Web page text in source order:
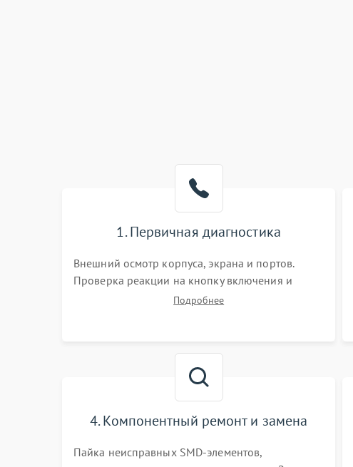
1. Первичная диагностика
Внешний осмотр корпуса, экрана и портов.
Проверка реакции на кнопку включения и
подключение зарядного устройства. Оценка
Подробнее
4. Компонентный ремонт и замена
Пайка неисправных SMD-элементов,